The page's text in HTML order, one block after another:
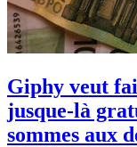
Giphy veut
jusque-là
sommes aux